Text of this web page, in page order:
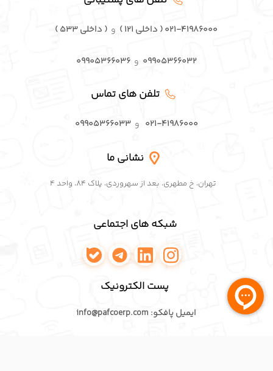
۰۹۹۰۵۳۶۶۰۳۲ و۰۹۹۰۵۳۶۶۰۳۶
تلفن های تماس
۰۲۱-۴۱۹۸۶۰۰۰ ۰۹۹۰۵۳۶۶۰۳۳
نشانی ما
شبکه های اجتماعی
اینستاگرام پافکو
لینکدین پافکو
تلگرام پافکوواتساپ پافکو
پست الکترونیک
عضویت در خبرنامه